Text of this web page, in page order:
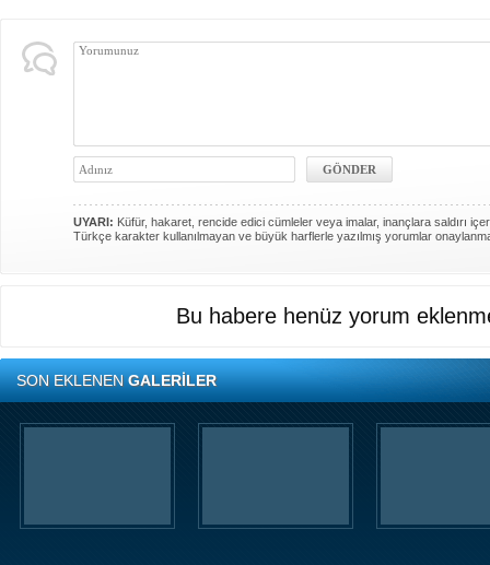
UYARI: Küfür, hakaret, rencide edici cümleler veya imalar, inançlara saldırı
Türkçe karakter kullanılmayan ve büyük harflerle yazılmış yorumlar
Bu habere henüz yorum
SON EKLENENGALERİLER